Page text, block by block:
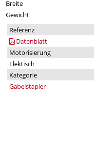
Breite
Gewicht
Referenz
Datenblatt
Motorisierung
Elektisch
Kategorie
Gabelstapler